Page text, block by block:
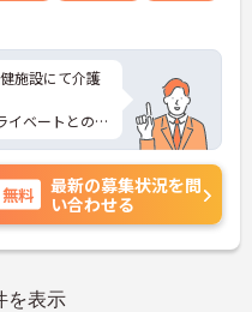
施設にて介護
イベートとの
で、頑張りがし
もないですよ
ど、さらに詳
無料
最新の募集状況を問
い合わせる
を表示